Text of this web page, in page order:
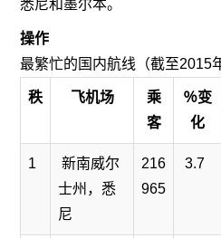
悉尼和墨尔本。
操作
最繁忙的国内航线（截至2015
秩 飞机场
乘
客
％变
化
1
新南威尔
士州，悉
尼
216
965
3.7